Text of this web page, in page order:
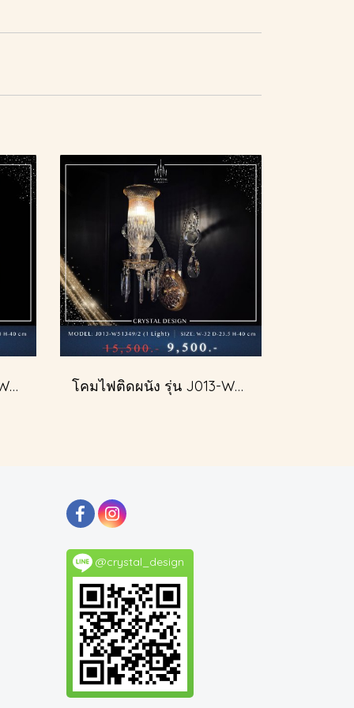
โคมไฟติดผนัง รุ่น J013-W51601/2 โคมไฟติดผนัง รุ่น J013-W51349/2
@crystal_design